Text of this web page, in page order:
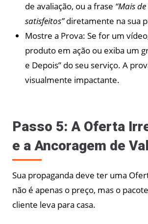
de avaliação, ou a frase “Mais
satisfeitos”diretamente na sua
Mostre a Prova: Se for um
produto em ação ou exiba um
e Depois” do seu serviço. A
visualmente impactante.
Passo 5: A Oferta
e a Ancoragem de
Sua propaganda deve ter uma
não é apenas o preço, mas o
cliente leva para casa.